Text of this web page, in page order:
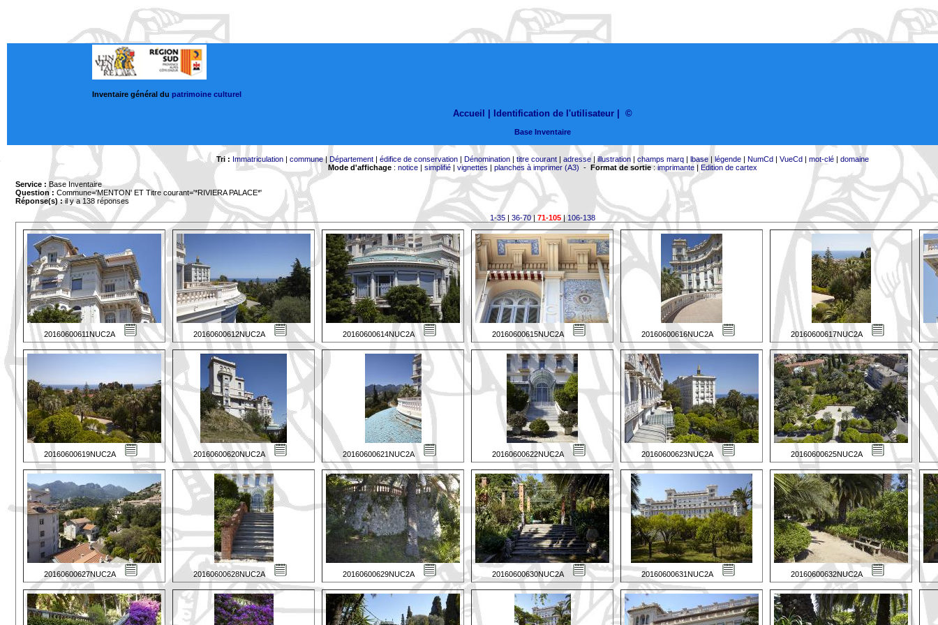
Inventaire général du patrimoine culturel
Accueil | Identification de l'utilisateur ©
Base Inventaire
Tri : Immatriculation| commune| Département| édifice de conservation| Dénomination| titre courant| adresse|illustration| champs marq| lbase| légende| NumCd| VueCd| mot-clé| domaine
Mode d'affichage: notice| simplifié| vignettes | planches à imprimer (A3) - Format de sortie:imprimante| Edition de cartex
Service : Base Inventaire
Question : Commune='MENTON' ET Titre courant='*RIVIERA PALACE*'
Réponse(s) :il y a 138 réponses
1-35| 36-70| 71-105|106-138
20160600611NUC2A 20160600612NUC2A 20160600614NUC2A 20160600615NUC2A 20160600616NUC2A 20160600617NUC2A
20160600619NUC2A 20160600620NUC2A 20160600621NUC2A 20160600622NUC2A 20160600623NUC2A 20160600625NUC2A
20160600627NUC2A 20160600628NUC2A 20160600629NUC2A 20160600630NUC2A 20160600631NUC2A 20160600632NUC2A